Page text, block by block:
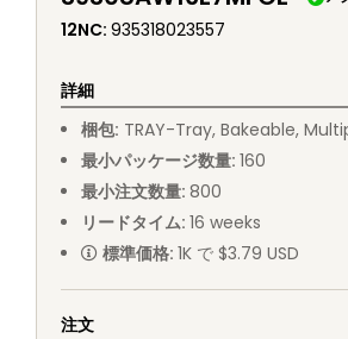
12NC: 935318023557
詳細
梱包: TRAY-Tray, Bakeable,
最小パッケージ数量: 160
最小注文数量: 800
リードタイム: 16 weeks
標準価格: 1K で $3.79 USD
注文